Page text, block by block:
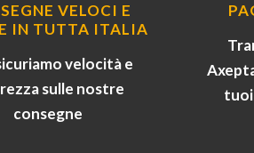
VELOCI E
IN TUTTA ITALIA
velocità e
sulle nostre
consegne
tuoi